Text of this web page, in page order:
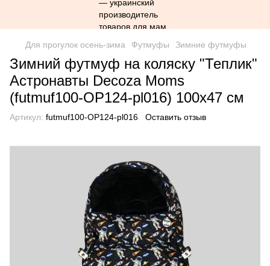
Для прогулок осень-зима Футмуфы Зимние футмуфы
Зимний футмуф на коляску "Теплик"
Астронавты Decoza Moms
(futmuf100-OP124-pl016) 100х47 см
Артикул: futmuf100-OP124-pl016 Оставить отзыв